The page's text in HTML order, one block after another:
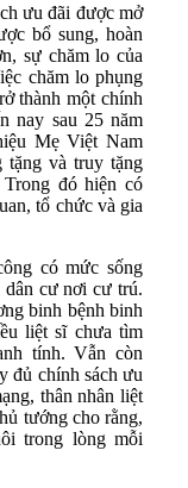
ưu đãi được mở
bổ sung, hoàn
sự chăm lo của
chăm lo phụng
thành một chính
nay sau 25 năm
Mẹ Việt Nam
và truy tặng
Trong đó hiện có
tổ chức và gia
có mức sống
dân cư nơi cư trú.
binh bệnh binh
liệt sĩ chưa tìm
tính. Vẫn còn
đủ chính sách ưu
thân nhân liệt
tướng cho rằng,
trong lòng mỗi